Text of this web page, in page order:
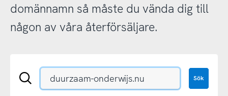
domännamn så måste du vända dig till
någon av våra återförsäljare.
Sök
Sök